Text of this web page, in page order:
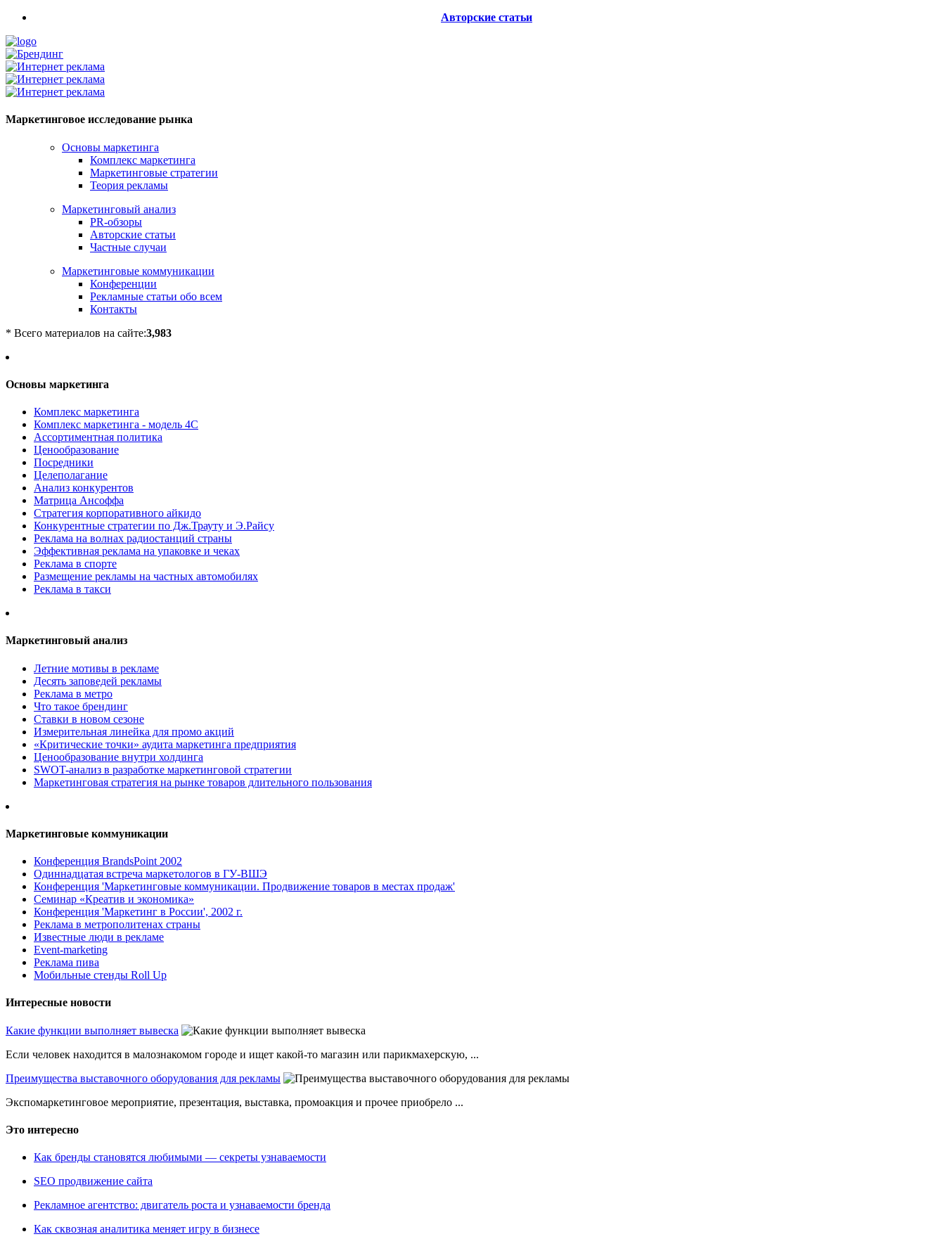
Авторские статьи
Маркетинговое исследование рынка
Основы маркетинга
Комплекс маркетинга
Маркетинговые стратегии
Теория рекламы
Маркетинговый анализ
PR-обзоры
Авторские статьи
Частные случаи
Маркетинговые коммуникации
Конференции
Рекламные статьи обо всем
Контакты
* Всего материалов на сайте:3,983
Основы маркетинга
Комплекс маркетинга
Комплекс маркетинга - модель 4С
Ассортиментная политика
Ценообразование
Посредники
Целеполагание
Анализ конкурентов
Матрица Ансоффа
Стратегия корпоративного айкидо
Конкурентные стратегии по Дж.Трауту и Э.Райсу
Реклама на волнах радиостанций страны
Эффективная реклама на упаковке и чеках
Реклама в спорте
Размещение рекламы на частных автомобилях
Реклама в такси
Маркетинговый анализ
Летние мотивы в рекламе
Десять заповедей рекламы
Реклама в метро
Что такое брендинг
Ставки в новом сезоне
Измерительная линейка для промо акций
«Критические точки» аудита маркетинга предприятия
Ценообразование внутри холдинга
SWOT-анализ в разработке маркетинговой стратегии
Маркетинговая стратегия на рынке товаров длительного пользования
Маркетинговые коммуникации
Конференция BrandsPoint 2002
Одиннадцатая встреча маркетологов в ГУ-ВШЭ
Конференция 'Маркетинговые коммуникации. Продвижение товаров в местах продаж'
Семинар «Креатив и экономика»
Конференция 'Маркетинг в России', 2002 г.
Реклама в метрополитенах страны
Известные люди в рекламе
Event-marketing
Реклама пива
Мобильные стенды Roll Up
Интересные новости
Какие функции выполняет вывеска
Если человек находится в малознакомом городе и ищет какой-то магазин или парикмахерскую, ...
Преимущества выставочного оборудования для рекламы
Экспомаркетинговое мероприятие, презентация, выставка, промоакция и прочее приобрело ...
Это интересно
Как бренды становятся любимыми — секреты узнаваемости
SEO продвижение сайта
Рекламное агентство: двигатель роста и узнаваемости бренда
Как сквозная аналитика меняет игру в бизнесе